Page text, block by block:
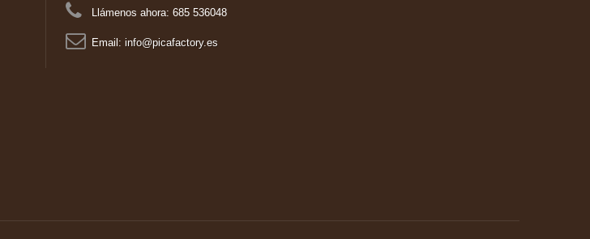
Llámenos ahora: 685 536048
Email: info@picafactory.es